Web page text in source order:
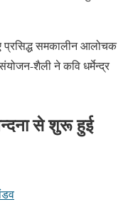
प्रसिद्ध समकालीन आलोचक
शैली ने कवि धर्मेन्द्र
से शुरू हुई